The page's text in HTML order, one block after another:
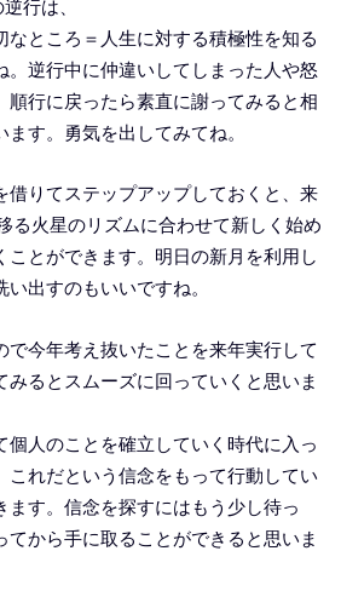
行は、
なところ＝人生に対する積極性を知る
。逆行中に仲違いしてしまった人や怒
順行に戻ったら素直に謝ってみると相
す。勇気を出してみてね。
借りてステップアップしておくと、来
る火星のリズムに合わせて新しく始め
ことができます。明日の新月を利用し
出すのもいいですね。
で今年考え抜いたことを来年実行して
みるとスムーズに回っていくと思いま
個人のことを確立していく時代に入っ
これだという信念をもって行動してい
ます。信念を探すにはもう少し待っ
てから手に取ることができると思いま